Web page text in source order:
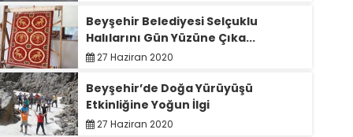
Beyşehir Belediyesi Selçuklu
Halılarını Gün Yüzüne Çıka...
27 Haziran 2020
Beyşehir’de Doğa Yürüyüşü
Etkinliğine Yoğun İlgi
27 Haziran 2020